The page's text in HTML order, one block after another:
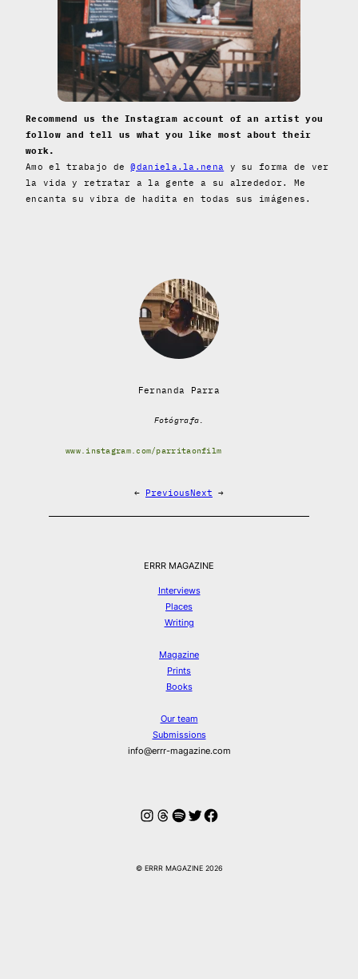
Recommend us the Instagram account of an artist you
follow and tell us what you like most about their
work.
Amo el trabajo de@daniela.la.nena y su forma de ver
la vida y retratar a la gente a su alrededor. Me
encanta su vibra de hadita en todas sus imágenes.
Fernanda Parra
Fotógrafa.
www.instagram.com/parritaonfilm
← PreviousNext →
ERRR MAGAZINE
Interviews
Places
Writing
Magazine
Prints
Books
Our team
Submissions
info@errr-magazine.com
Instagram
Threads
Spotify
Twitter
Facebook
© ERRR MAGAZINE 2026